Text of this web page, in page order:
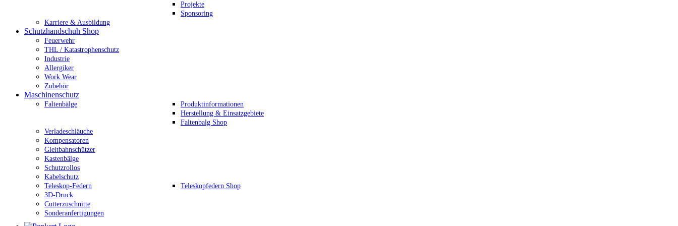
Projekte
Sponsoring
Karriere & Ausbildung
Schutzhandschuh Shop
Feuerwehr
THL / Katastrophenschutz
Industrie
Allergiker
Work Wear
Zubehör
Maschinenschutz
Faltenbälge
Produktinformationen
Herstellung & Einsatzgebiete
Faltenbalg Shop
Verladeschläuche
Kompensatoren
Gleitbahnschützer
Kastenbälge
Schutzrollos
Kabelschutz
Teleskop-Federn
Teleskopfedern Shop
3D-Druck
Cutterzuschnitte
Sonderanfertigungen